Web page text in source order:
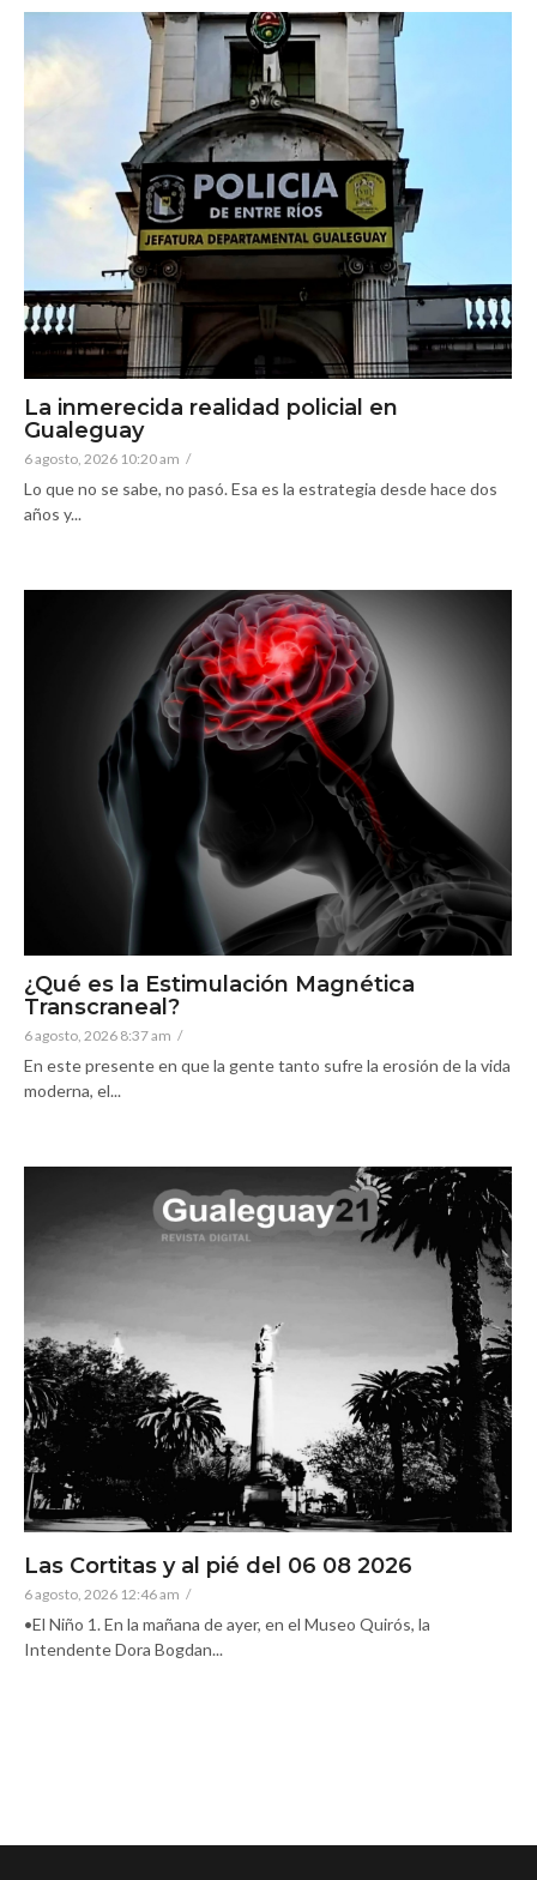
La inmerecida realidad policial en
Gualeguay
6 agosto, 2026 10:20 am /
Lo que no se sabe, no pasó. Esa es la estrategia desde hace dos
años y...
¿Qué es la Estimulación Magnética
Transcraneal?
6 agosto, 2026 8:37 am /
En este presente en que la gente tanto sufre la erosión de la vida
moderna, el...
Las Cortitas y al pié del 06 08 2026
6 agosto, 2026 12:46 am /
•El Niño 1. En la mañana de ayer, en el Museo Quirós, la
Intendente Dora Bogdan...